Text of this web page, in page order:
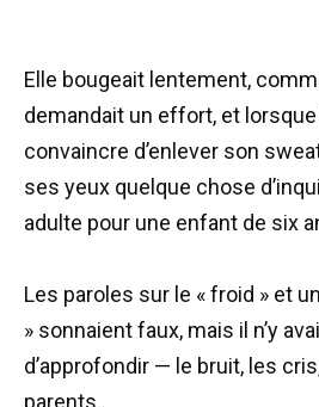
Elle bougeait lentement,
demandait un effort, et lorsque
convaincre d’enlever son
ses yeux quelque chose
adulte pour une enfant de six
Les paroles sur le « froid » et
» sonnaient faux, mais il n’y
d’approfondir — le bruit, les
parents.